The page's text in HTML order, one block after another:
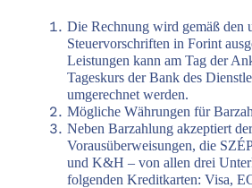
Die Rechnung wird gemäß den
Steuervorschriften in Forint
Leistungen kann am Tag der
Tageskurs der Bank des
umgerechnet werden.
Mögliche Währungen für
Neben Barzahlung akzeptiert
Vorausüberweisungen, die
und K&H – von allen drei
folgenden Kreditkarten: Visa,